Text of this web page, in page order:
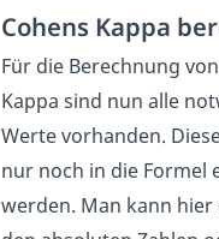
Cohens Kappa
Für die Berechnung
Kappa sind nun alle
Werte vorhanden.
nur noch in die Formel
werden. Man kann